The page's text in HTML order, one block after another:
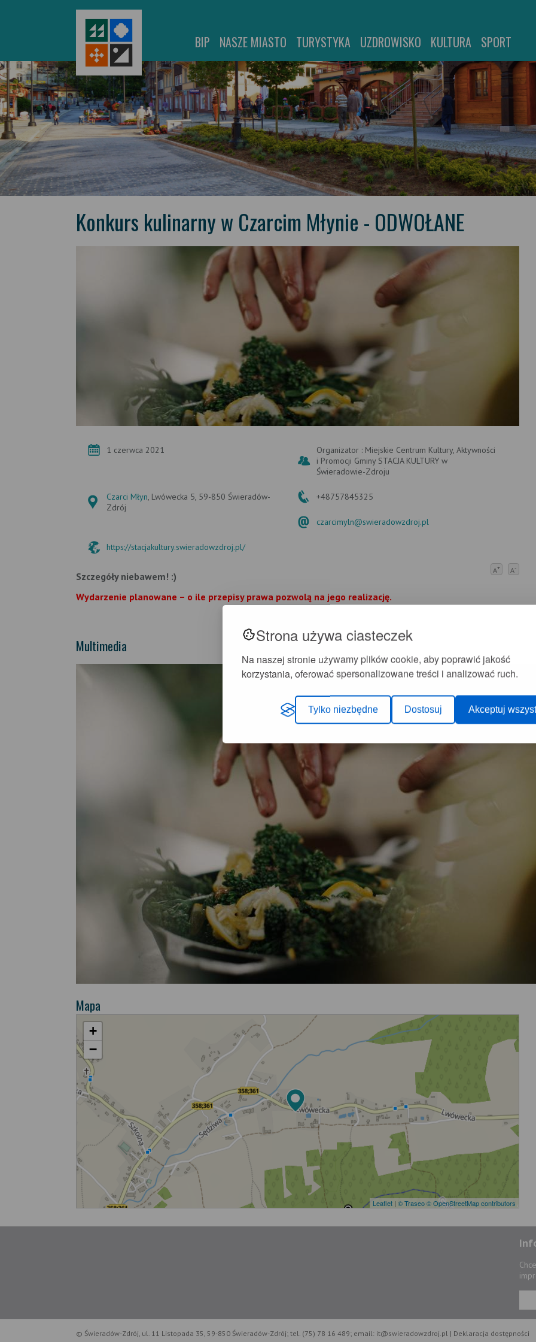
Strona używa ciasteczek
Na naszej stronie używamy plików cookie, aby poprawić jakość
korzystania, oferować spersonalizowane treści i analizować ruch.
Tylko niezbędne Dostosuj Akceptuj
BIP NASZE MIASTO TURYSTYKA UZDROWISKO KULTURA SPORT
Konkurs kulinarny w Czarcim Młynie - ODWOŁANE
1 czerwca 2021
Organizator : Miejskie Centrum Kultury, Aktywności
i Promocji Gminy STACJA KULTURY w
Świeradowie-Zdroju
Czarci Młyn, Lwówecka 5, 59-850 Świeradów-
Zdrój
+48757845325
czarcimyln@swieradowzdroj.pl
https://stacjakultury.swieradowzdroj.pl/
A+ A-
Szczegóły niebawem! :)
Wydarzenie planowane – o ile przepisy prawa pozwolą na jego realizację.
Multimedia
Mapa
+
−
Leaflet | © Traseo© OpenStreetMap contributors
© Świeradów-Zdrój, ul. 11 Listopada 35, 59-850 Świeradów-Zdrój; tel. (75) 78 16 489; email: it@swieradowzdroj.pl | Deklaracja dostępności